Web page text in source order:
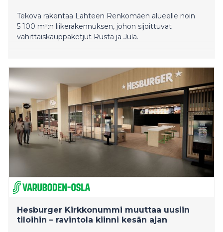
Tekova rakentaa Lahteen Renkomäen alueelle noin
5 100 m²:n liikerakennuksen, johon sijoittuvat
vähittäiskauppaketjut Rusta ja Jula.
Hesburger Kirkkonummi muuttaa uusiin
tiloihin – ravintola kiinni kesän ajan